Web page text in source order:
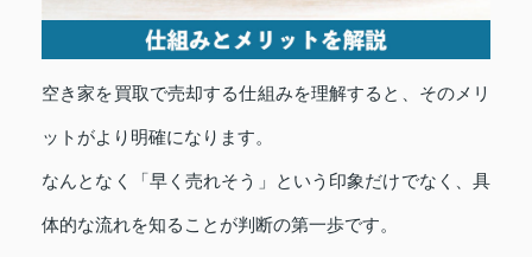
空き家を買取で売却する仕組みを理解すると、そのメリ
ットがより明確になります。
なんとなく「早く売れそう」という印象だけでなく、具
体的な流れを知ることが判断の第一歩です。